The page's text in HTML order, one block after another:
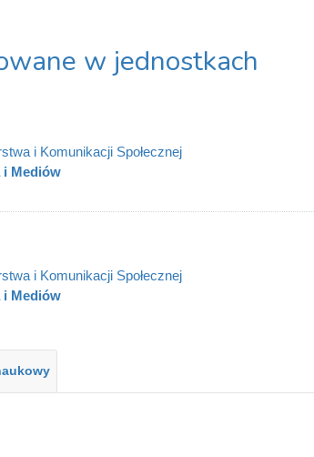
w jednostkach
i Komunikacji Społecznej
i Mediów
i Komunikacji Społecznej
i Mediów